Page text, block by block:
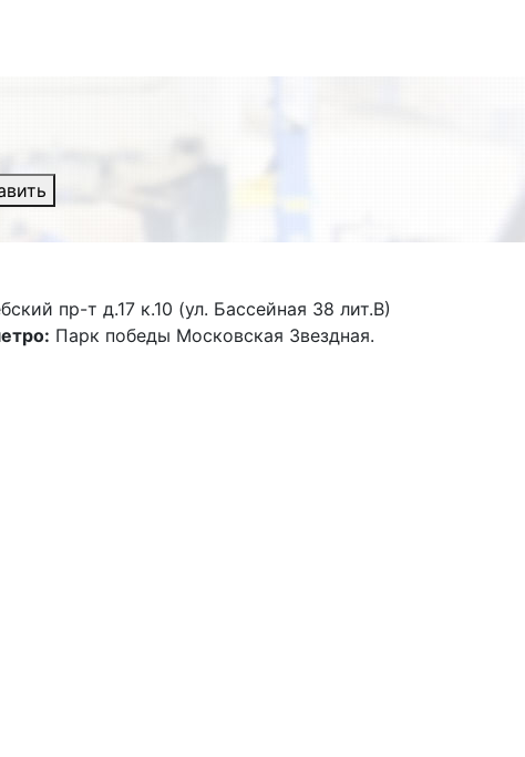
пр-т д.17 к.10 (ул. Бассейная 38 лит.В)
Парк победы Московская Звездная.